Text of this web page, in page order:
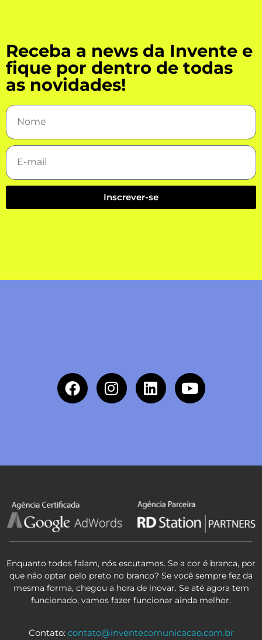
Receba a news da Invente e
fique por dentro de todas
as novidades!
Inscrever-se
Enquanto todos falam, nós escutamos. Se a cor é branca, por
que não optar pelo preto no branco? Se você sempre fez da
mesma forma, chegou a hora de inovar. Se até agora tem
funcionado, vamos fazer funcionar ainda melhor.
Contato: contato@inventecomunicacao.com.br